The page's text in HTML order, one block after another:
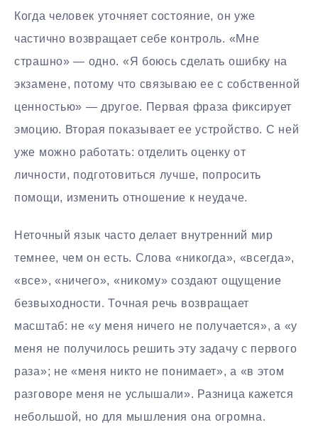
Когда человек уточняет состояние, он уже
частично возвращает себе контроль. «Мне
страшно» — одно. «Я боюсь сделать ошибку на
экзамене, потому что связываю ее с собственной
ценностью» — другое. Первая фраза фиксирует
эмоцию. Вторая показывает ее устройство. С ней
уже можно работать: отделить оценку от
личности, подготовиться лучше, попросить
помощи, изменить отношение к неудаче.
Неточный язык часто делает внутренний мир
темнее, чем он есть. Слова «никогда», «всегда»,
«все», «ничего», «никому» создают ощущение
безвыходности. Точная речь возвращает
масштаб: не «у меня ничего не получается», а «у
меня не получилось решить эту задачу с первого
раза»; не «меня никто не понимает», а «в этом
разговоре меня не услышали». Разница кажется
небольшой, но для мышления она огромна.